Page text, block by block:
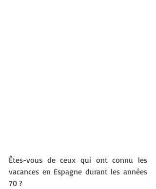
Êtes-vous de ceux qui ont connu les
vacances en Espagne durant les années
70 ?